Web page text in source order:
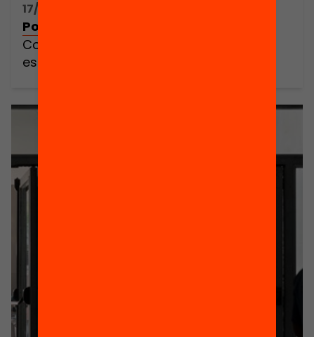
17/07/2019 07:00h - 12:00h
Posem l’educació a l’hora!
Com fer possibles uns altres horaris
escolars?